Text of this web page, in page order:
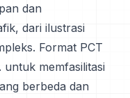
dan
dari ilustrasi
Format PCT
memfasilitasi
berbeda dan